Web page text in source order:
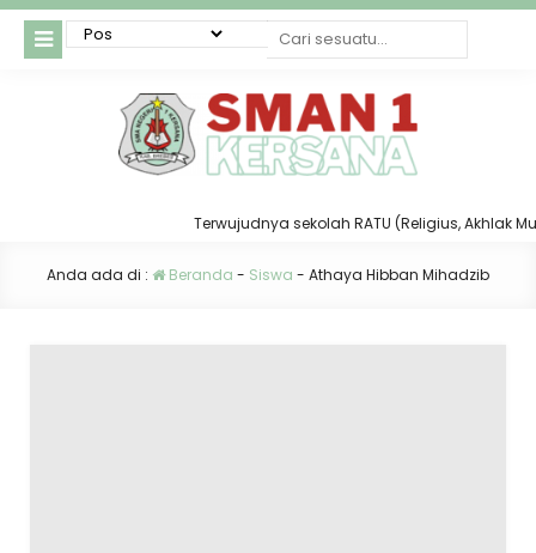
Terwujudnya sekolah RATU (Religius, Akhlak
Anda ada di : Beranda - Siswa - Athaya Hibban Mihadzib